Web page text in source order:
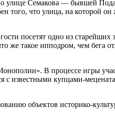
улице Семакова — бывшей
что улица, на которой
посетят одно из
такое ипподром, чем бега
В процессе игры
известными купцами-
объектов историко-